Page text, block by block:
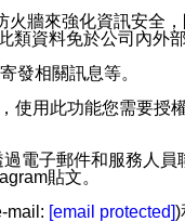
牆來強化資訊安全
資料免於公司內外
發相關訊息等。
用此功能您需要授
電子郵件和服務人
貼文。
mail: [email protected])